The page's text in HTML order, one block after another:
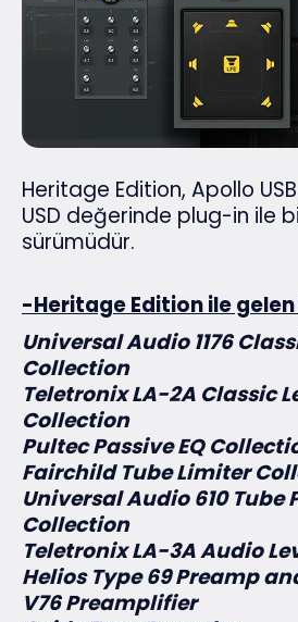
Heritage Edition, Apollo
USD değerinde plug-in ile
sürümüdür.
-Heritage Edition ile
Universal Audio 1176
Collection
Teletronix LA-2A Classic
Collection
Pultec Passive EQ
Fairchild Tube Limiter
Universal Audio 610 Tube
Collection
Teletronix LA-3A Audio
Helios Type 69 Preamp
V76 Preamplifier